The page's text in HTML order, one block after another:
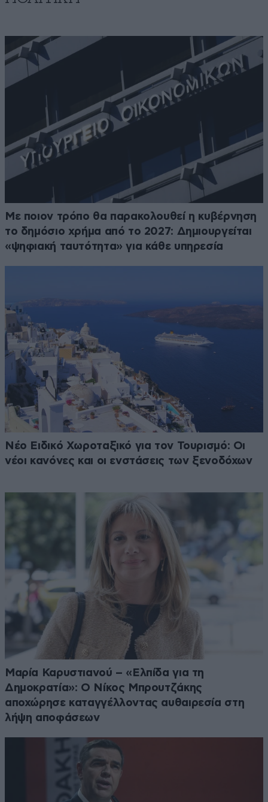
Με ποιον τρόπο θα παρακολουθεί η κυβέρνηση
το δημόσιο χρήμα από το 2027: Δημιουργείται
«ψηφιακή ταυτότητα» για κάθε υπηρεσία
Νέο Ειδικό Χωροταξικό για τον Τουρισμό: Οι
νέοι κανόνες και οι ενστάσεις των ξενοδόχων
Μαρία Καρυστιανού – «Ελπίδα για τη
Δημοκρατία»: Ο Νίκος Μπρουτζάκης
αποχώρησε καταγγέλλοντας αυθαιρεσία στη
λήψη αποφάσεων